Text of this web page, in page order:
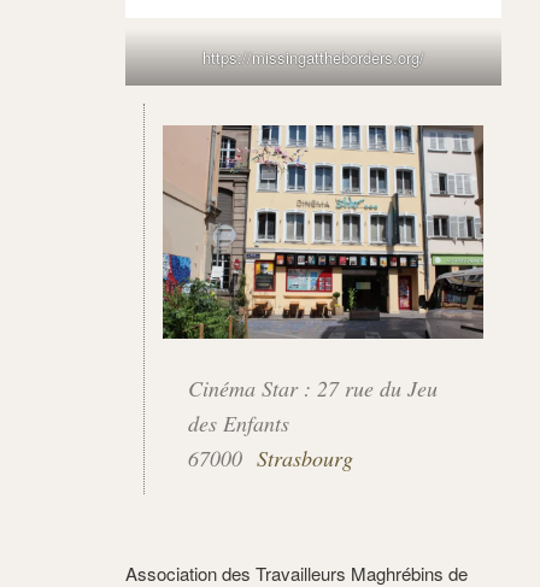
https://missingattheborders.org/
Cinéma Star : 27 rue du Jeu
des Enfants
67000Strasbourg
Association des Travailleurs Maghrébins de